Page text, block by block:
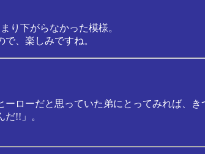
り下がらなかった模様。
、楽しみですね。
ローだと思っていた弟にとってみれば、き
!!」。